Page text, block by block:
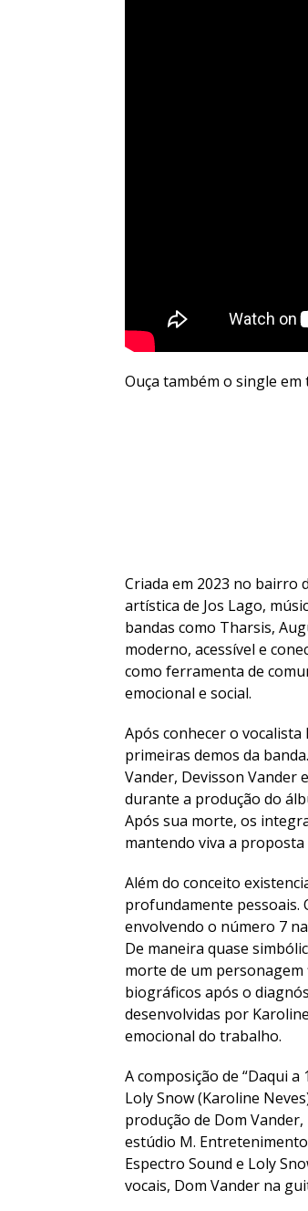
Ouça também o single
Criada em 2023 no bairro
artística de Jos Lago,
bandas como Tharsis,
moderno, acessível e
como ferramenta de
emocional e social.
Após conhecer o
primeiras demos da
Vander, Devisson Vander
durante a produção do
Após sua morte, os
mantendo viva a
Além do conceito
profundamente pessoais.
envolvendo o número 7
De maneira quase
morte de um
biográficos após o
desenvolvidas por
emocional do trabalho.
A composição de “Daqui
Loly Snow (Karoline
produção de Dom
estúdio M.
Espectro Sound e Loly
vocais, Dom Vander na